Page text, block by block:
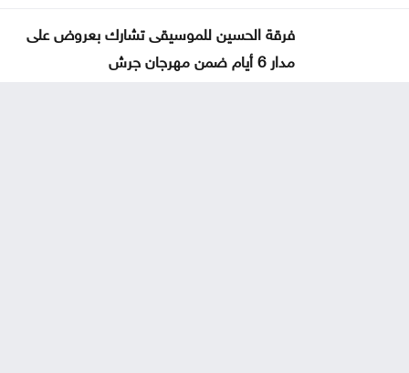
فرقة الحسين للموسيقى تشارك بعروض على
مدار 6 أيام ضمن مهرجان جرش